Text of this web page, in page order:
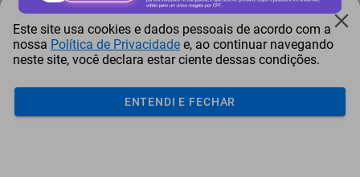
1.156 pontos + R$ 9,34
1.088 pontos + R$ 12,47
Este site usa cookies e dados pessoais de acordo com a
nossa Política de Privacidade e, ao continuar navegando
neste site, você declara estar ciente dessas condições.
ENTENDI E FECHAR